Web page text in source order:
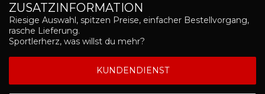
ZUSATZINFORMATION
Riesige Auswahl, spitzen Preise, einfacher Bestellvorgang,
rasche Lieferung.
Sportlerherz, was willst du mehr?
KUNDENDIENST